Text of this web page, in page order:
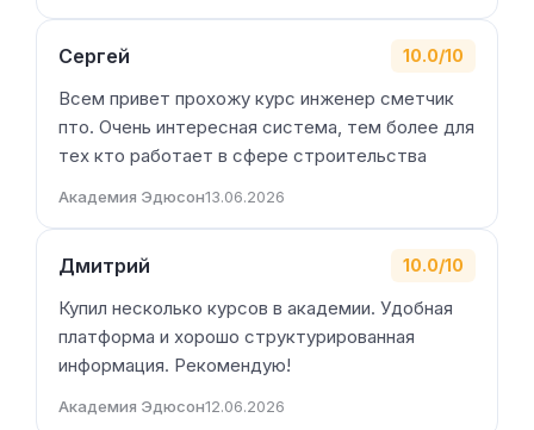
Сергей 10.0/10
Всем привет прохожу курс инженер сметчик
пто. Очень интересная система, тем более для
тех кто работает в сфере строительства
Академия Эдюсон13.06.2026
Дмитрий 10.0/10
Купил несколько курсов в академии. Удобная
платформа и хорошо структурированная
информация. Рекомендую!
Академия Эдюсон12.06.2026